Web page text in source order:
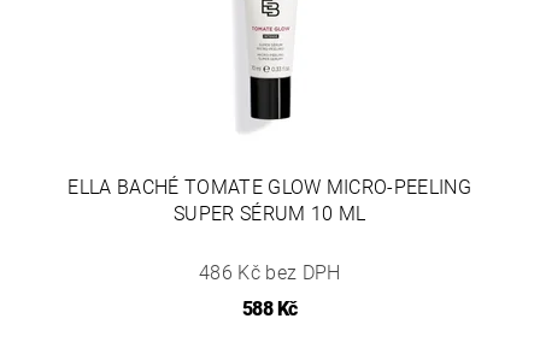
ELLA BACHÉ TOMATE GLOW MICRO-PEELING
SUPER SÉRUM 10 ML
486 Kč bez DPH
588 Kč